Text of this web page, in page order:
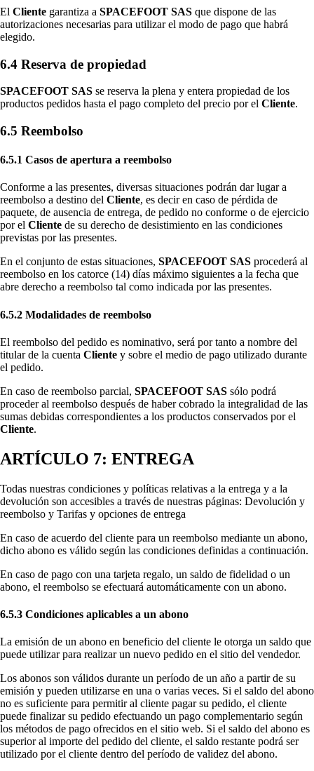
El Cliente garantiza a SPACEFOOT SAS que dispone de las
autorizaciones necesarias para utilizar el modo de pago que habrá
elegido.
6.4 Reserva de propiedad
SPACEFOOT SAS se reserva la plena y entera propiedad de los
productos pedidos hasta el pago completo del precio por el Cliente.
6.5 Reembolso
6.5.1 Casos de apertura a reembolso
Conforme a las presentes, diversas situaciones podrán dar lugar a
reembolso a destino del Cliente, es decir en caso de pérdida de
paquete, de ausencia de entrega, de pedido no conforme o de ejercicio
por el Cliente de su derecho de desistimiento en las condiciones
previstas por las presentes.
En el conjunto de estas situaciones, SPACEFOOT SAS procederá al
reembolso en los catorce (14) días máximo siguientes a la fecha que
abre derecho a reembolso tal como indicada por las presentes.
6.5.2 Modalidades de reembolso
El reembolso del pedido es nominativo, será por tanto a nombre del
titular de la cuenta Cliente y sobre el medio de pago utilizado durante
el pedido.
En caso de reembolso parcial, SPACEFOOT SAS sólo podrá
proceder al reembolso después de haber cobrado la integralidad de las
sumas debidas correspondientes a los productos conservados por el
Cliente.
ARTÍCULO 7: ENTREGA
Todas nuestras condiciones y políticas relativas a la entrega y a la
devolución son accesibles a través de nuestras páginas: Devolución y
reembolso y Tarifas y opciones de entrega
En caso de acuerdo del cliente para un reembolso mediante un abono,
dicho abono es válido según las condiciones definidas a continuación.
En caso de pago con una tarjeta regalo, un saldo de fidelidad o un
abono, el reembolso se efectuará automáticamente con un abono.
6.5.3 Condiciones aplicables a un abono
La emisión de un abono en beneficio del cliente le otorga un saldo que
puede utilizar para realizar un nuevo pedido en el sitio del vendedor.
Los abonos son válidos durante un período de un año a partir de su
emisión y pueden utilizarse en una o varias veces. Si el saldo del abono
no es suficiente para permitir al cliente pagar su pedido, el cliente
puede finalizar su pedido efectuando un pago complementario según
los métodos de pago ofrecidos en el sitio web. Si el saldo del abono es
superior al importe del pedido del cliente, el saldo restante podrá ser
utilizado por el cliente dentro del período de validez del abono.